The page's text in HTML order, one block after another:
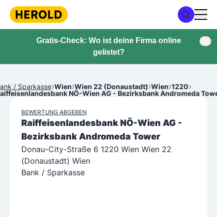
Gratis-Check: Wo ist deine Firma online
gelistet?
/ Sparkasse Wien Wien 22 (Donaustadt) Wien 1220
NÖ-Wien AG - Bezirksbank Andromeda
BEWERTUNG ABGEBEN
Raiffeisenlandesbank NÖ-Wien AG -
Bezirksbank Andromeda Tower
Donau-City-Straße 6 1220 Wien Wien 22
(Donaustadt) Wien
Bank / Sparkasse